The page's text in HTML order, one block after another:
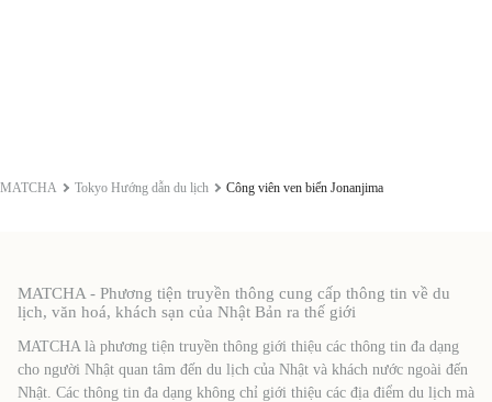
MATCHA Tokyo Hướng dẫn du lịch Công viên ven biển Jonanjima
MATCHA - Phương tiện truyền thông cung cấp thông tin về du
lịch, văn hoá, khách sạn của Nhật Bản ra thế giới
MATCHA là phương tiện truyền thông giới thiệu các thông tin đa dạng
cho người Nhật quan tâm đến du lịch của Nhật và khách nước ngoài đến
Nhật. Các thông tin đa dạng không chỉ giới thiệu các địa điểm du lịch mà